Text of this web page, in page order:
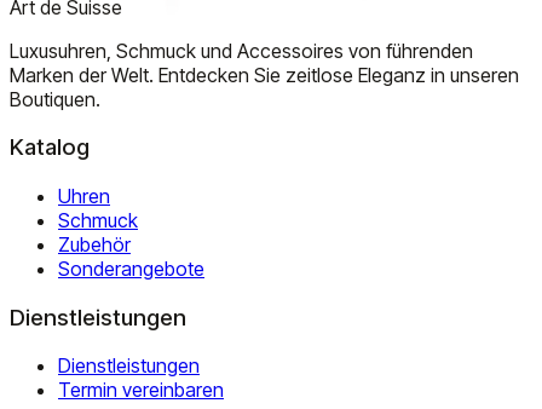
Art de Suisse
Luxusuhren, Schmuck und Accessoires von führenden
Marken der Welt. Entdecken Sie zeitlose Eleganz in unseren
Boutiquen.
Katalog
Uhren
Schmuck
Zubehör
Sonderangebote
Dienstleistungen
Dienstleistungen
Termin vereinbaren